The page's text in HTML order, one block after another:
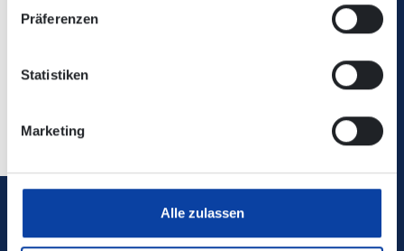
Präferenzen
Statistiken
Marketing
Alle zulassen